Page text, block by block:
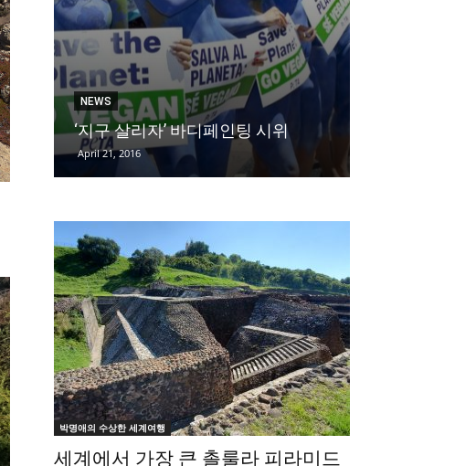
NEWS
‘지구 살리자’ 바디페인팅 시위
April 21, 2016
박명애의 수상한 세계여행
세계에서 가장 큰 촐룰라 피라미드